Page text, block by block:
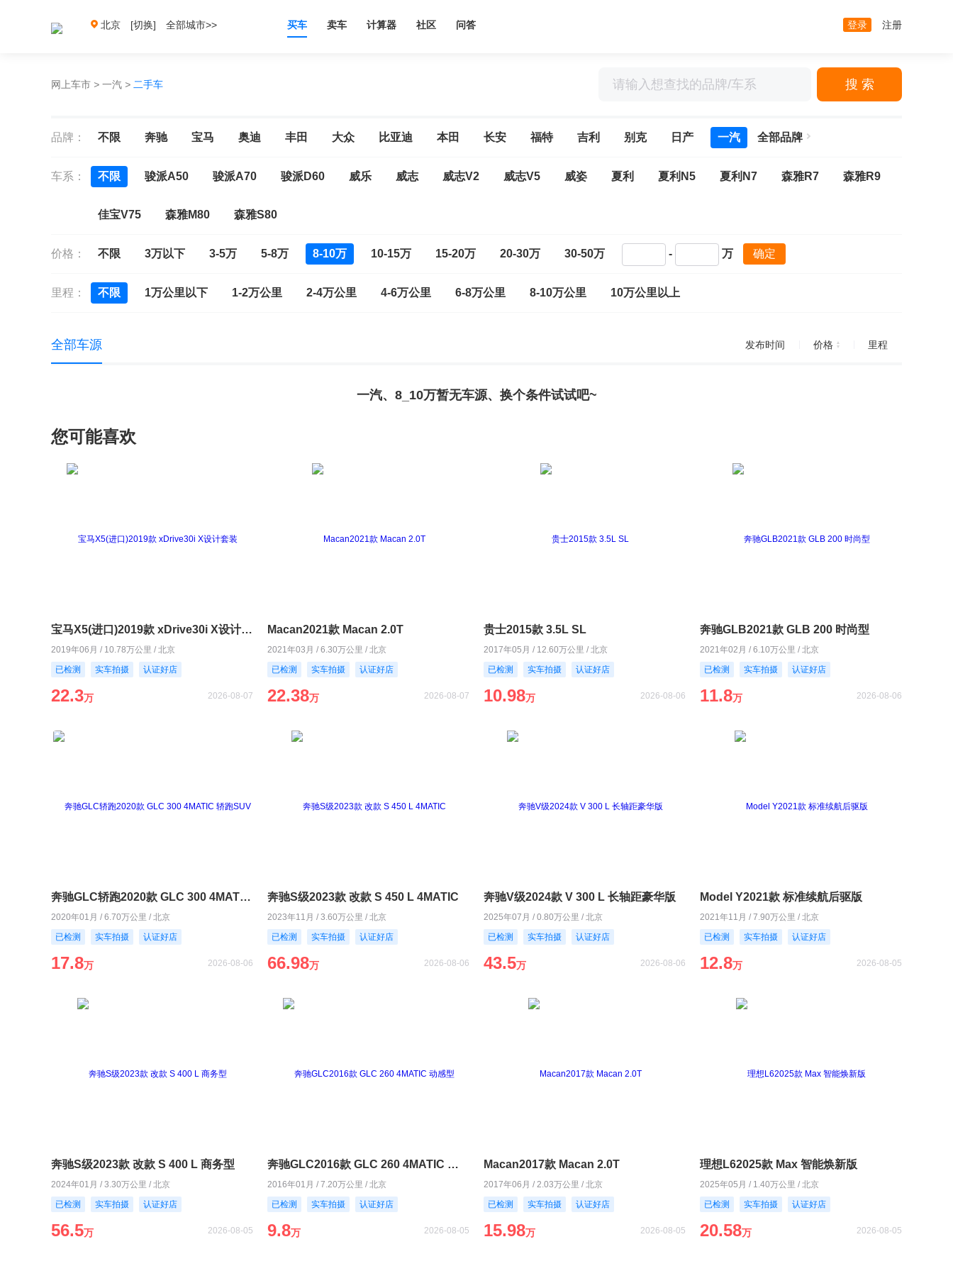
北京 [切换] 全部城市>> 买车 卖车 计算器 社区 问答 登录 注册
网上车市 > 一汽 > 二手车 搜 索
品牌： 不限 奔驰 宝马 奥迪 丰田 大众 比亚迪 本田 长安 福特 吉利 别克 日产 一汽 全部品牌
车系： 不限 骏派A50 骏派A70 骏派D60 威乐 威志 威志V2 威志V5 威姿 夏利 夏利N5 夏利N7 森雅R7 森雅R9
佳宝V75 森雅M80 森雅S80
价格： 不限 3万以下 3-5万 5-8万 8-10万 10-15万 15-20万 20-30万 30-50万 - 万 确定
里程： 不限 1万公里以下 1-2万公里 2-4万公里 4-6万公里 6-8万公里 8-10万公里 10万公里以上
全部车源 发布时间 价格 里程
一汽、8_10万暂无车源、换个条件试试吧~
您可能喜欢
宝马X5(进口)2019款 xDrive30i X设计套装
2019年06月 / 10.78万公里 / 北京
已检测
实车拍摄 认证好店
22.3万 2026-08-07
Macan2021款 Macan 2.0T
2021年03月 / 6.30万公里 / 北京
已检测
实车拍摄 认证好店
22.38万 2026-08-07
贵士2015款 3.5L SL
2017年05月 / 12.60万公里 / 北京
已检测
实车拍摄 认证好店
10.98万 2026-08-06
奔驰GLB2021款 GLB 200 时尚型
2021年02月 / 6.10万公里 / 北京
已检测
实车拍摄 认证好店
11.8万 2026-08-06
奔驰GLC轿跑2020款 GLC 300 4MATIC 轿跑SUV
2020年01月 / 6.70万公里 / 北京
已检测
实车拍摄 认证好店
17.8万 2026-08-06
奔驰S级2023款 改款 S 450 L 4MATIC
2023年11月 / 3.60万公里 / 北京
已检测
实车拍摄 认证好店
66.98万 2026-08-06
奔驰V级2024款 V 300 L 长轴距豪华版
2025年07月 / 0.80万公里 / 北京
已检测
实车拍摄 认证好店
43.5万 2026-08-06
Model Y2021款 标准续航后驱版
2021年11月 / 7.90万公里 / 北京
已检测
实车拍摄 认证好店
12.8万 2026-08-05
奔驰S级2023款 改款 S 400 L 商务型
2024年01月 / 3.30万公里 / 北京
已检测
实车拍摄 认证好店
56.5万 2026-08-05
奔驰GLC2016款 GLC 260 4MATIC 动感型
2016年01月 / 7.20万公里 / 北京
已检测
实车拍摄 认证好店
9.8万 2026-08-05
Macan2017款 Macan 2.0T
2017年06月 / 2.03万公里 / 北京
已检测
实车拍摄 认证好店
15.98万 2026-08-05
理想L62025款 Max 智能焕新版
2025年05月 / 1.40万公里 / 北京
已检测
实车拍摄 认证好店
20.58万 2026-08-05